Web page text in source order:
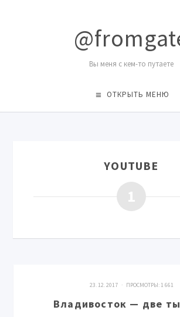
Вы меня с кем-то путаете
ОТКРЫТЬ МЕНЮ
YOUTUBE
1
23. 12. 2017 · ПРОСМОТРЫ: 1 661
Владивосток — две